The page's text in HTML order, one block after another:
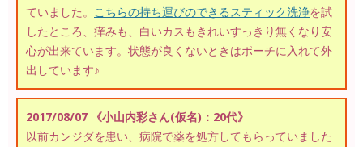
ていました。 こちらの持ち運びのできるスティック洗浄を試
したところ、痒みも、白いカスもきれいすっきり無くなり安
心が出来ています。状態が良くないときはポーチに入れて外
出しています♪
2017/08/07 《小山内彩さん(仮名)：20代》
以前カンジダを患い、病院で薬を処方してもらっていました